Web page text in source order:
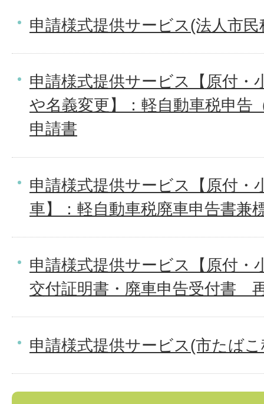
申請様式提供サービス(法人市民
申請様式提供サービス【原付・
や名義変更】：軽自動車税申告
申請書
申請様式提供サービス【原付・
車】：軽自動車税廃車申告書兼
申請様式提供サービス【原付・
交付証明書・廃車申告受付書＿
申請様式提供サービス(市たば